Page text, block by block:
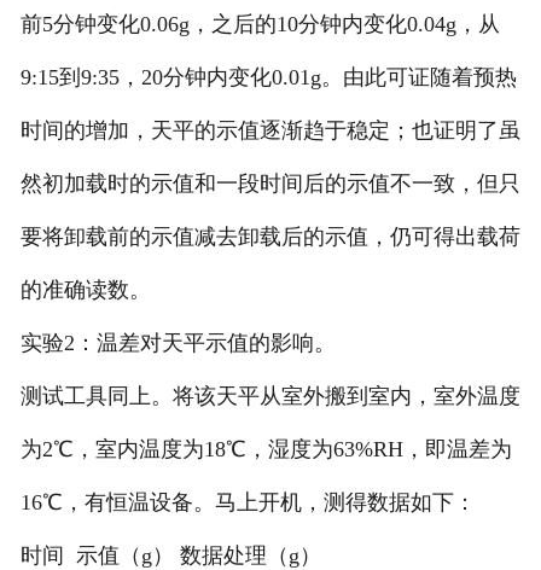
前5分钟变化0.06g，之后的10分钟内变化0.04g，从
9:15到9:35，20分钟内变化0.01g。由此可证随着预热
时间的增加，天平的示值逐渐趋于稳定；也证明了虽
然初加载时的示值和一段时间后的示值不一致，但只
要将卸载前的示值减去卸载后的示值，仍可得出载荷
的准确读数。
实验2：温差对天平示值的影响。
测试工具同上。将该天平从室外搬到室内，室外温度
为2℃，室内温度为18℃，湿度为63%RH，即温差为
16℃，有恒温设备。马上开机，测得数据如下：
时间 示值（g） 数据处理（g）